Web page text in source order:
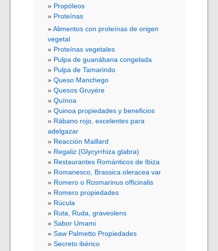
Propóleos
Proteínas
Alimentos con proteínas de origen
vegetal
Proteínas vegetales
Pulpa de guanábana congelada
Pulpa de Tamarindo
Queso Manchego
Quesos Gruyére
Quínoa
Quinoa propiedades y beneficios
Rábano rojo, excelentes para
adelgazar
Reacción Maillard
Regaliz (Glycyrrhiza glabra)
Restaurantes Románticos de Ibiza
Romanesco, Brassica oleracea var
Romero o Rosmarinus officinalis
Romero propiedades
Rúcula
Ruta, Ruda, graveolens
Sabor Umami
Saw Palmetto Propiedades
Secreto ibérico